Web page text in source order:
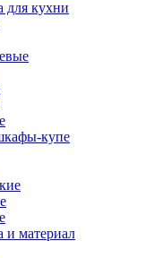
для кухни
купе
и материал